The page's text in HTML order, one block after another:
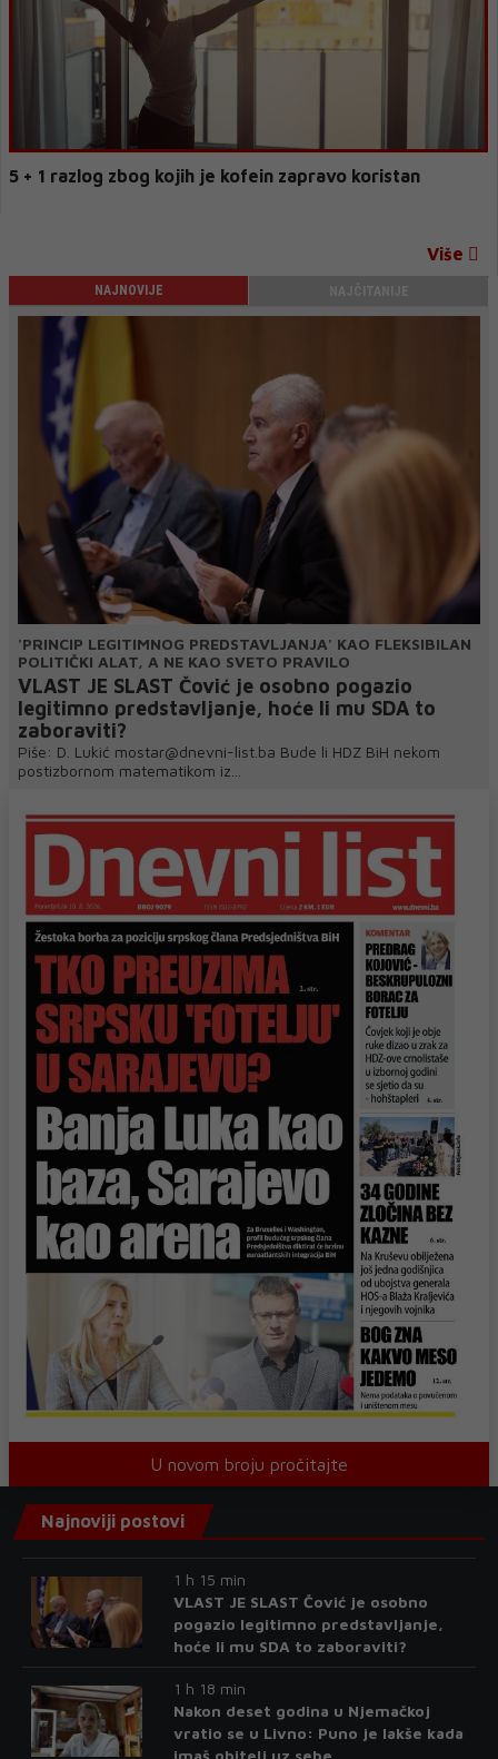
5 + 1 razlog zbog kojih je kofein zapravo koristan
Više
NAJNOVIJE
'PRINCIP LEGITIMNOG PREDSTAVLJANJA' KAO FLEKSIBILAN
POLITIČKI ALAT, A NE KAO SVETO PRAVILO
VLAST JE SLAST Čović je osobno pogazio
legitimno predstavljanje, hoće li mu SDA to
zaboraviti?
Piše: D. Lukić mostar@dnevni-list.ba Bude li HDZ BiH nekom
postizbornom matematikom iz...
U novom broju pročitajte
Najnoviji postovi
1 h 15 min
VLAST JE SLAST Čović je osobno
pogazio legitimno predstavljanje,
hoće li mu SDA to zaboraviti?
1 h 18 min
Nakon deset godina u Njemačkoj
vratio se u Livno: Puno je lakše kada
imaš obitelj uz sebe